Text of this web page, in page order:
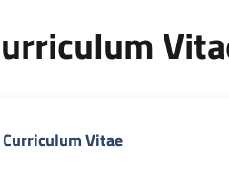
Curriculum Vitae